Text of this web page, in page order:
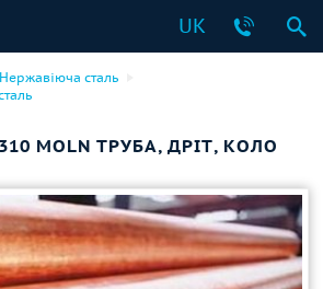
UK
Нержавіюча сталь
MOLN ТРУБА, ДРІТ, КОЛО